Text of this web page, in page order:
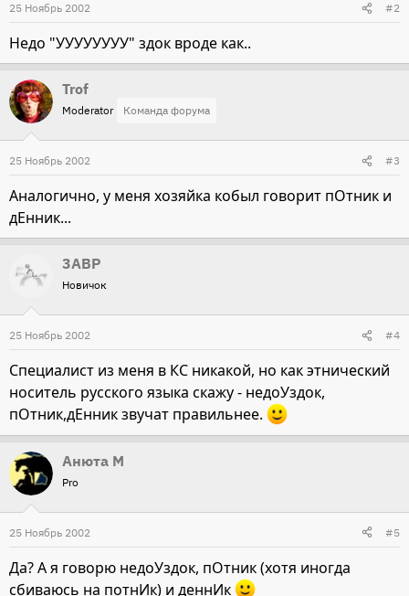
25 Ноябрь 2002 #2
Недо "УУУУУУУУ" здок вроде как..
Trof
Moderator Команда форума
25 Ноябрь 2002 #3
Аналогично, у меня хозяйка кобыл говорит пОтник и
дЕнник...
3ABP
Новичок
25 Ноябрь 2002 #4
Специалист из меня в КС никакой, но как этнический
носитель русского языка скажу - недоУздок,
пОтник,дЕнник звучат правильнее.
Анюта М
Pro
25 Ноябрь 2002 #5
Да? А я говорю недоУздок, пОтник (хотя иногда
сбиваюсь на потнИк) и деннИк